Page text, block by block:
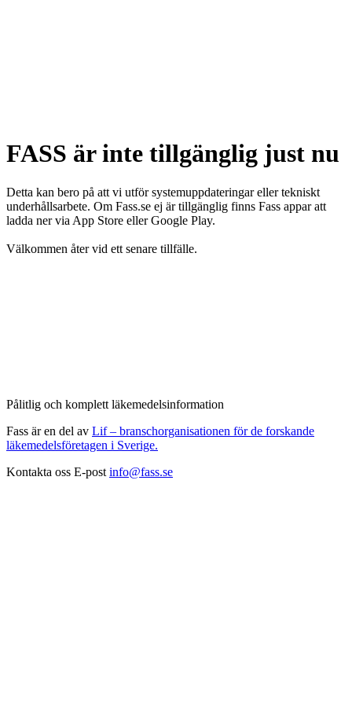
FASS är inte tillgänglig just nu
Detta kan bero på att vi utför systemuppdateringar eller tekniskt
underhållsarbete. Om Fass.se ej är tillgänglig finns Fass appar att
ladda ner via App Store eller Google Play.
Välkommen åter vid ett senare tillfälle.
Pålitlig och komplett läkemedelsinformation
Fass är en del av Lif – branschorganisationen för de forskande
läkemedelsföretagen i Sverige.
Kontakta oss E-post info@fass.se